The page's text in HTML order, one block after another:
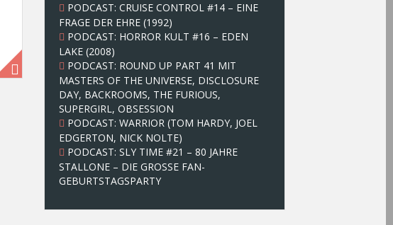
c
h
:
PODCAST: CRUISE CONTROL #14 – EINE
FRAGE DER EHRE (1992)
PODCAST: HORROR KULT #16 – EDEN
LAKE (2008)
PODCAST: ROUND UP PART 41 MIT
MASTERS OF THE UNIVERSE, DISCLOSURE
DAY, BACKROOMS, THE FURIOUS,
SUPERGIRL, OBSESSION
PODCAST: WARRIOR (TOM HARDY, JOEL
EDGERTON, NICK NOLTE)
PODCAST: SLY TIME #21 – 80 JAHRE
STALLONE – DIE GROSSE FAN-
GEBURTSTAGSPARTY